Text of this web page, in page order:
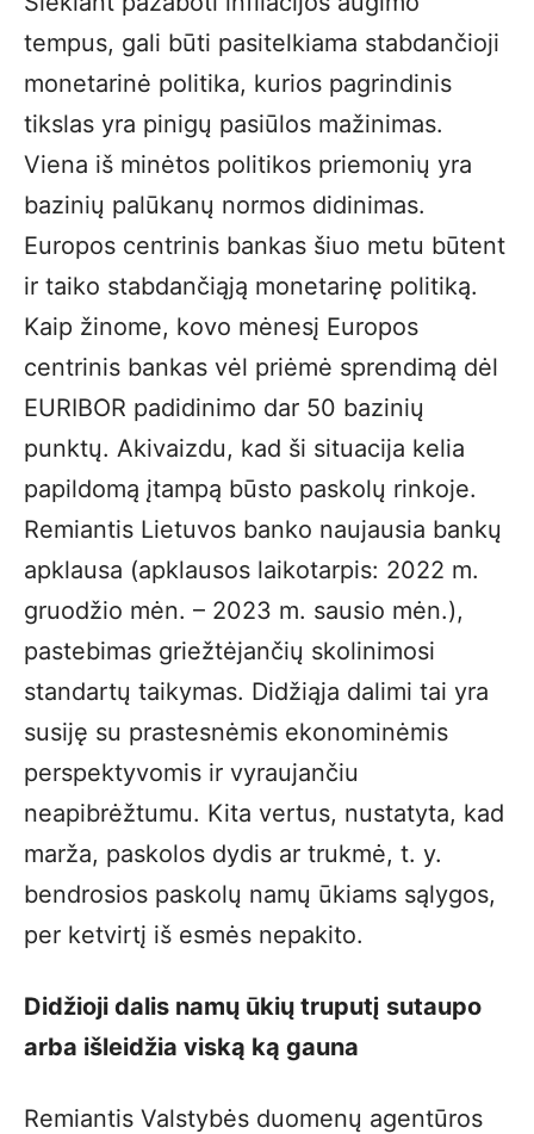
tempus, gali būti pasitelkiama stabdančioji
monetarinė politika, kurios pagrindinis
tikslas yra pinigų pasiūlos mažinimas.
Viena iš minėtos politikos priemonių yra
bazinių palūkanų normos didinimas.
Europos centrinis bankas šiuo metu būtent
ir taiko stabdančiąją monetarinę politiką.
Kaip žinome, kovo mėnesį Europos
centrinis bankas vėl priėmė sprendimą dėl
EURIBOR padidinimo dar 50 bazinių
punktų. Akivaizdu, kad ši situacija kelia
papildomą įtampą būsto paskolų rinkoje.
Remiantis Lietuvos banko naujausia bankų
apklausa (apklausos laikotarpis: 2022 m.
gruodžio mėn. – 2023 m. sausio mėn.),
pastebimas griežtėjančių skolinimosi
standartų taikymas. Didžiąja dalimi tai yra
susiję su prastesnėmis ekonominėmis
perspektyvomis ir vyraujančiu
neapibrėžtumu. Kita vertus, nustatyta, kad
marža, paskolos dydis ar trukmė, t. y.
bendrosios paskolų namų ūkiams sąlygos,
per ketvirtį iš esmės nepakito.
Didžioji dalis namų ūkių truputį sutaupo
arba išleidžia viską ką gauna
Remiantis Valstybės duomenų agentūros